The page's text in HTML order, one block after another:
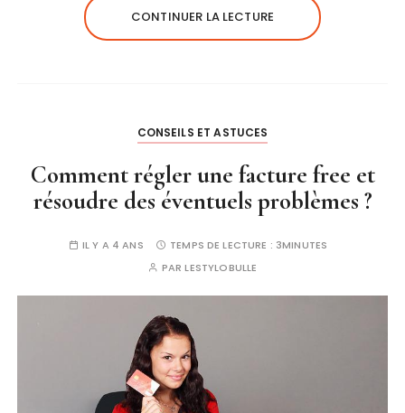
CONTINUER LA LECTURE
CONSEILS ET ASTUCES
Comment régler une facture free et
résoudre des éventuels problèmes ?
IL Y A 4 ANS TEMPS DE LECTURE : 3MINUTES
PARLESTYLOBULLE